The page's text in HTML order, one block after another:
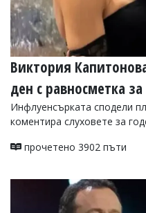
Виктория
ден с равносметка
Инфлуенсърката сподели
коментира слуховете за
прочетено 3902 пъти